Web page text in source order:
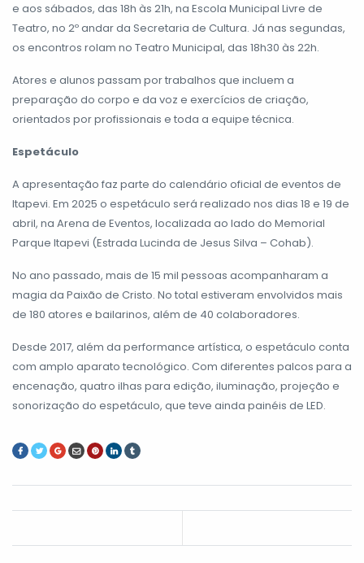
e aos sábados, das 18h às 21h, na Escola Municipal Livre de
Teatro, no 2º andar da Secretaria de Cultura. Já nas segundas,
os encontros rolam no Teatro Municipal, das 18h30 às 22h.
Atores e alunos passam por trabalhos que incluem a
preparação do corpo e da voz e exercícios de criação,
orientados por profissionais e toda a equipe técnica.
Espetáculo
A apresentação faz parte do calendário oficial de eventos de
Itapevi. Em 2025 o espetáculo será realizado nos dias 18 e 19 de
abril, na Arena de Eventos, localizada ao lado do Memorial
Parque Itapevi (Estrada Lucinda de Jesus Silva – Cohab).
No ano passado, mais de 15 mil pessoas acompanharam a
magia da Paixão de Cristo. No total estiveram envolvidos mais
de 180 atores e bailarinos, além de 40 colaboradores.
Desde 2017, além da performance artística, o espetáculo conta
com amplo aparato tecnológico. Com diferentes palcos para a
encenação, quatro ilhas para edição, iluminação, projeção e
sonorização do espetáculo, que teve ainda painéis de LED.